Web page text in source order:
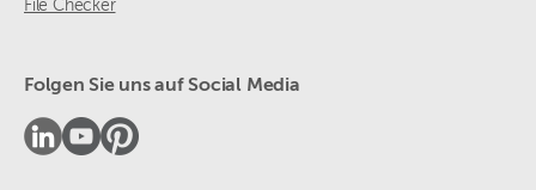
File Checker
Folgen Sie uns auf Social Media